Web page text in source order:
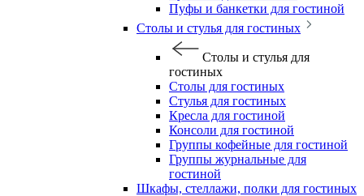
Пуфы и банкетки для гостиной
Столы и стулья для гостиных
Столы и стулья для
гостиных
Столы для гостиных
Стулья для гостиных
Кресла для гостиной
Консоли для гостиной
Группы кофейные для гостиной
Группы журнальные для
гостиной
Шкафы, стеллажи, полки для гостиных